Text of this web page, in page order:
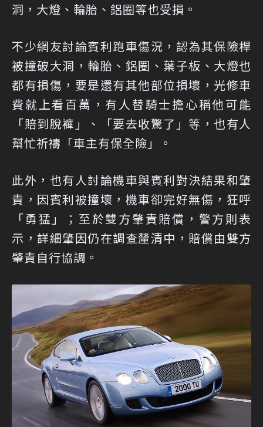
洞，大燈、輪胎、鋁圈等也受損。
不少網友討論賓利跑車傷況，認為其保險桿
被撞破大洞，輪胎、鋁圈、葉子板、大燈也
都有損傷，要是還有其他部位損壞，光修車
費就上看百萬，有人替騎士擔心稱他可能
「賠到脫褲」、「要去收驚了」等，也有人
幫忙祈禱「車主有保全險」。
此外，也有人討論機車與賓利對決結果和肇
責，因賓利被撞壞，機車卻完好無傷，狂呼
「勇猛」；至於雙方肇責賠償，警方則表
示，詳細肇因仍在調查釐清中，賠償由雙方
肇責自行協調。